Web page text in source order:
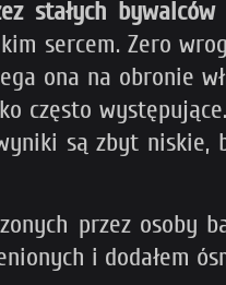
stałych
sercem. Zero
ona na obronie
są zbyt niskie,
przez osoby
i dodałem